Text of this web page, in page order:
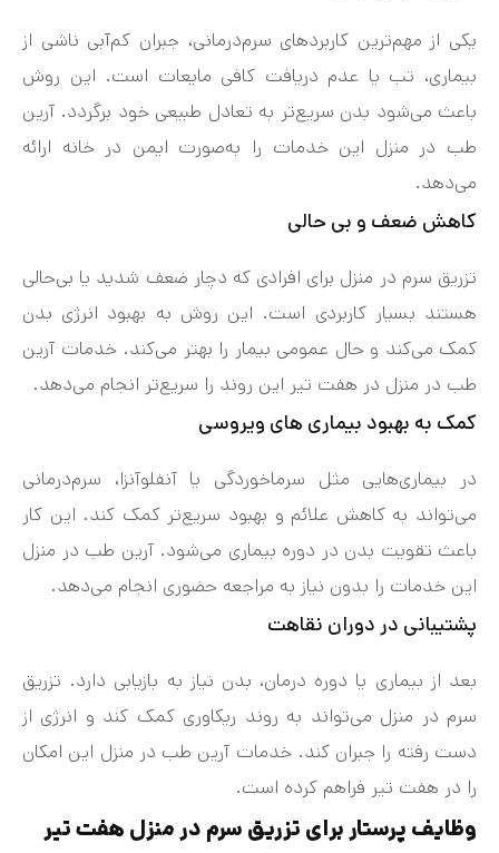
یکی از مهم‌ترین کاربردهای سرم‌درمانی، جبران کم‌آبی ناشی از
بیماری، تب یا عدم دریافت کافی مایعات است. این روش
باعث می‌شود بدن سریع‌تر به تعادل طبیعی خود برگردد. آرین
طب در منزل این خدمات را به‌صورت ایمن در خانه ارائه
می‌دهد.
کاهش ضعف و بی‌ حالی
تزریق سرم در منزل برای افرادی که دچار ضعف شدید یا بی‌حالی
هستند بسیار کاربردی است. این روش به بهبود انرژی بدن
کمک می‌کند و حال عمومی بیمار را بهتر می‌کند. خدمات آرین
طب در منزل در هفت‌ تیر این روند را سریع‌تر انجام می‌دهد.
کمک به بهبود بیماری‌ های ویروسی
در بیماری‌هایی مثل سرماخوردگی یا آنفلوآنزا، سرم‌درمانی
می‌تواند به کاهش علائم و بهبود سریع‌تر کمک کند. این کار
باعث تقویت بدن در دوره بیماری می‌شود. آرین طب در منزل
این خدمات را بدون نیاز به مراجعه حضوری انجام می‌دهد.
پشتیبانی در دوران نقاهت
بعد از بیماری یا دوره درمان، بدن نیاز به بازیابی دارد. تزریق
سرم در منزل می‌تواند به روند ریکاوری کمک کند و انرژی از
دست رفته را جبران کند. خدمات آرین طب در منزل این امکان
را در هفت‌ تیر فراهم کرده است.
وظایف پرستار برای تزریق سرم در منزل هفت تیر